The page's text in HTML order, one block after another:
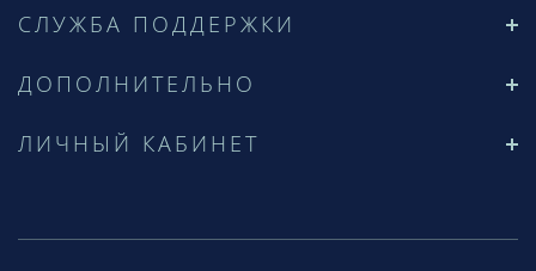
СЛУЖБА ПОДДЕРЖКИ
ДОПОЛНИТЕЛЬНО
ЛИЧНЫЙ КАБИНЕТ